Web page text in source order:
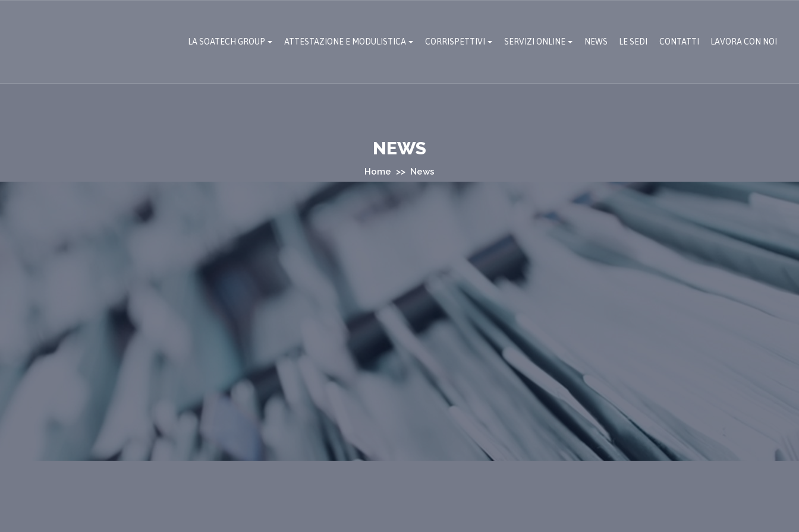
LA SOATECH GROUP ATTESTAZIONE E MODULISTICA CORRISPETTIVI SERVIZI ONLINE NEWS LE SEDI CONTATTI LAVORA CON NOI
NEWS
Home >> News